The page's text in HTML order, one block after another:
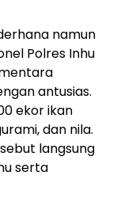
namun
Polres Inhu
antusias.
ekor ikan
dan nila.
langsung
serta